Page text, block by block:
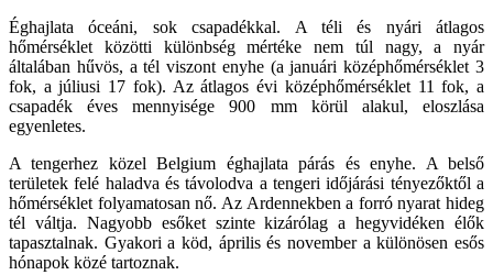
Éghajlata óceáni, sok csapadékkal. A téli és nyári átlagos
hőmérséklet közötti különbség mértéke nem túl nagy, a nyár
általában hűvös, a tél viszont enyhe (a januári középhőmérséklet 3
fok, a júliusi 17 fok). Az átlagos évi középhőmérséklet 11 fok, a
csapadék éves mennyisége 900 mm körül alakul, eloszlása
egyenletes.
A tengerhez közel Belgium éghajlata párás és enyhe. A belső
területek felé haladva és távolodva a tengeri időjárási tényezőktől a
hőmérséklet folyamatosan nő. Az Ardennekben a forró nyarat hideg
tél váltja. Nagyobb esőket szinte kizárólag a hegyvidéken élők
tapasztalnak. Gyakori a köd, április és november a különösen esős
hónapok közé tartoznak.